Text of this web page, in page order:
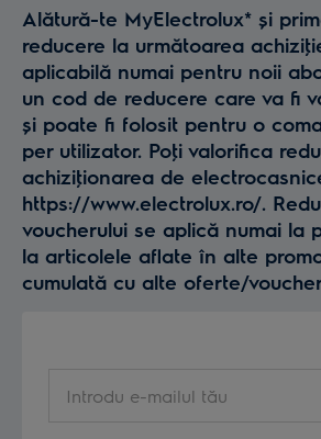
Seria 800
Wet&Dry
Aspirator
vertical Seria
800
900402066
Aspirator
vertical Seria
800
900402025
Aspirator
vertical Seria
900402145
Alătură-te MyElectrolux* și
reducere la următoarea
aplicabilă numai pentru noii
un cod de reducere care va fi
și poate fi folosit pentru o
per utilizator. Poţi valorifica
achiziţionarea de
https://www.electrolux.ro/.
voucherului se aplică numai la
la articolele aflate în alte
cumulată cu alte oferte/